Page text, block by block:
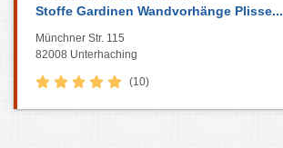
Stoffe Gardinen Wandvorhänge Plisse...
Münchner Str. 115
82008 Unterhaching
(10)